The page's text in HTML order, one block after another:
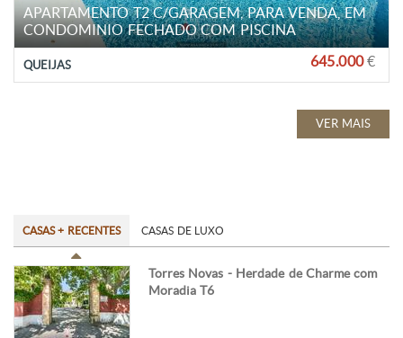
APARTAMENTO T2 C/GARAGEM, PARA VENDA, EM
CONDOMINIO FECHADO COM PISCINA
QUEIJAS 645.000€
VER MAIS
CASAS + RECENTES CASAS DE LUXO
Torres Novas - Herdade de Charme com
Moradia T6